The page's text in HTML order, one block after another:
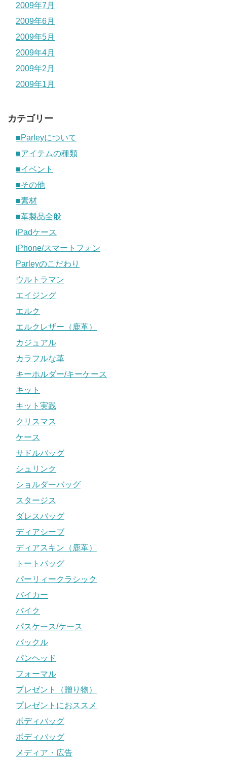
2009年7月
2009年6月
2009年5月
2009年4月
2009年2月
2009年1月
カテゴリー
■Parleyについて
■アイテムの種類
■イベント
■その他
■素材
■革製品全般
iPadケース
iPhone/スマートフォン
Parleyのこだわり
ウルトラマン
エイジング
エルク
エルクレザー（鹿革）
カジュアル
カラフルな革
キーホルダー/キーケース
キット
キット実践
クリスマス
ケース
サドルバッグ
シュリンク
ショルダーバッグ
スタージス
ダレスバッグ
ディアシーブ
ディアスキン（鹿革）
トートバッグ
パーリィークラシック
バイカー
バイク
パスケース/ケース
バックル
パンヘッド
フォーマル
プレゼント（贈り物）
プレゼントにおススメ
ボディバッグ
ボディバッグ
メディア・広告